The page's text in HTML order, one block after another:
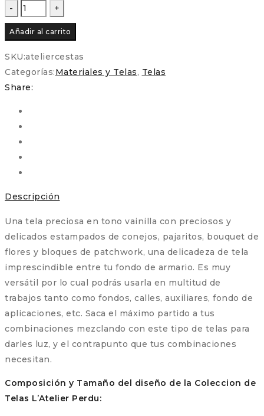
Colección
de
Telas
L'Atelier
Perdu
para
Fabrics
-
Cestas
cantidad
Añadir al carrito
SKU:ateliercestas
Categorías:Materiales y Telas, Telas
Share:
Descripción
Una tela preciosa en tono vainilla con preciosos y
delicados estampados de conejos, pajaritos, bouquet de
flores y bloques de patchwork, una delicadeza de tela
imprescindible entre tu fondo de armario. Es muy
versátil por lo cual podrás usarla en multitud de
trabajos tanto como fondos, calles, auxiliares, fondo de
aplicaciones, etc. Saca el máximo partido a tus
combinaciones mezclando con este tipo de telas para
darles luz, y el contrapunto que tus combinaciones
necesitan.
Composición y Tamaño del diseño de la Coleccion de
Telas L’Atelier Perdu: